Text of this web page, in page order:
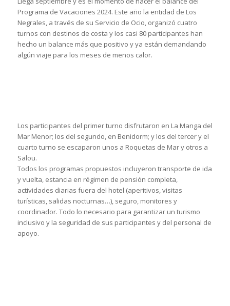
Programa de Vacaciones 2024. Este año la entidad de Los
Negrales, a través de su Servicio de Ocio, organizó cuatro
turnos con destinos de costa y los casi 80 participantes han
hecho un balance más que positivo y ya están demandando
algún viaje para los meses de menos calor.
Los participantes del primer turno disfrutaron en La Manga del
Mar Menor; los del segundo, en Benidorm; y los del tercer y el
cuarto turno se escaparon unos a Roquetas de Mar y otros a
Salou.
Todos los programas propuestos incluyeron transporte de ida
y vuelta, estancia en régimen de pensión completa,
actividades diarias fuera del hotel (aperitivos, visitas
turísticas, salidas nocturnas…), seguro, monitores y
coordinador. Todo lo necesario para garantizar un turismo
inclusivo y la seguridad de sus participantes y del personal de
apoyo.